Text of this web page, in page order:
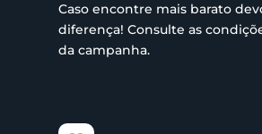
Caso encontre mais barato
diferença! Consulte as
da campanha.